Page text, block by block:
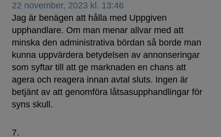
22 november, 2023 kl. 13:46
Jag är benägen att hålla med Uppgiven
upphandlare. Om man menar allvar med att
minska den administrativa bördan så borde man
kunna uppvärdera betydelsen av annonseringar
som syftar till att ge marknaden en chans att
agera och reagera innan avtal sluts. Ingen är
betjänt av att genomföra låtsasupphandlingar för
syns skull.